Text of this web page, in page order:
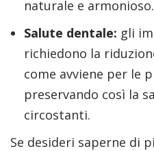
naturale e armonioso.
Salute dentale: gli
richiedono la
come avviene per le
preservando così la
circostanti.
Se desideri saperne di